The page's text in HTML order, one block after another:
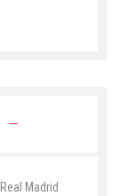
Real Madrid